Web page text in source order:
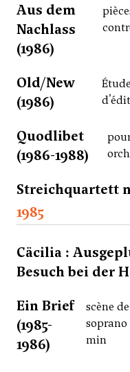
Aus dem
Nachlass
(1986)
Old/New
(1986)
Quodlibet
(1986-1988)
Streichquartett
1985
Cäcilia :
Besuch bei der
Ein Brief
(1985-
1986)
scène
soprano
min